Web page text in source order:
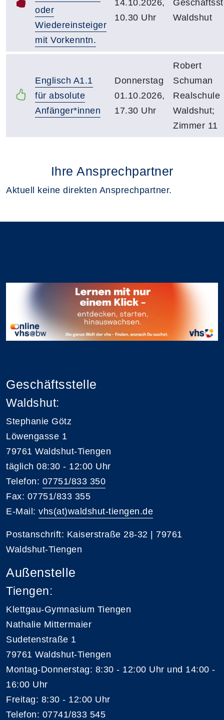
oder
Wiedereinsteiger
mit Vorkenntn.
14.10.2026,
10.30 Uhr
Waldshut
Englisch A1.1
für absolute
Anfänger*innen
Donnerstag
01.10.2026,
17.30 Uhr
Robert
Schuman
Realschule
Waldshut;
Zimmer 11
Ihre Ansprechpartner
Aktuell keine direkten Ansprechpartner.
Geschäftsstelle
Waldshut:
Stephanie Götz
Löwengasse 1
79761 Waldshut-Tiengen
täglich 08:30 - 12:00 Uhr
Telefon: 07751/833 350
Fax: 07751/833 355
E-Mail: vhs(at)waldshut-tiengen.de
Postanschrift: Kaiserstraße 28-32 | 79761
Waldshut-Tiengen
Außenstelle
Tiengen:
Klettgau-Gymnasium Tiengen
Nathalie Mittermaier
Sudetenstraße 1
79761 Waldshut-Tiengen
Montag-Donnerstag: 8:30 - 12:00 Uhr und 14:00 -
16:00 Uhr
Freitag: 8:30 - 12:00 Uhr
Telefon: 07741/833 545